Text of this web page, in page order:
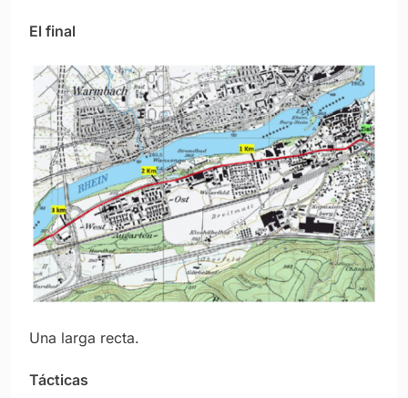
El final
Una larga recta.
Tácticas